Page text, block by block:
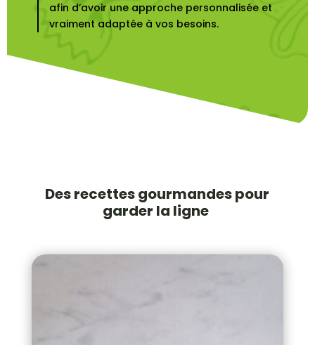
afin d’avoir une approche personnalisée et
vraiment adaptée à vos besoins.
Des recettes gourmandes pour
garder la ligne